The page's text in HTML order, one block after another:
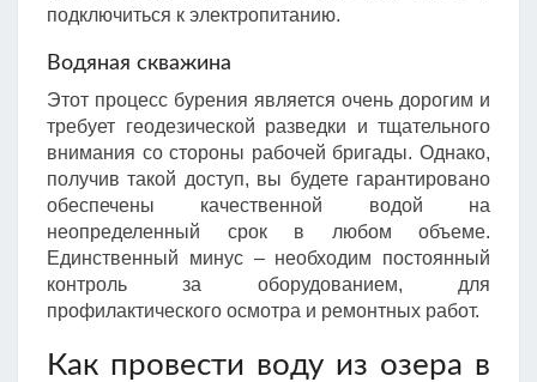
подключиться к электропитанию.
Водяная скважина
Этот процесс бурения является очень дорогим и
требует геодезической разведки и тщательного
внимания со стороны рабочей бригады. Однако,
получив такой доступ, вы будете гарантировано
обеспечены качественной водой на
неопределенный срок в любом объеме.
Единственный минус – необходим постоянный
контроль за оборудованием, для
профилактического осмотра и ремонтных работ.
Как провести воду из озера в